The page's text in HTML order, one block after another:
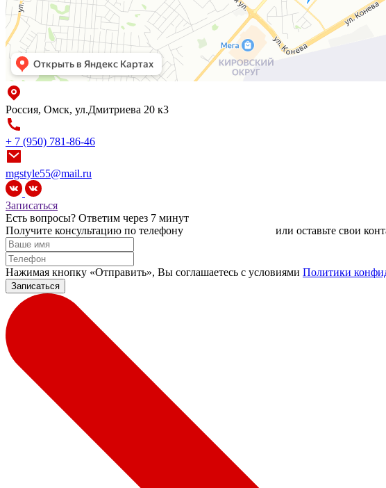
Россия, Омск, ул.Дмитриева 20 к3
+ 7 (950) 781-86-46
mgstyle55@mail.ru
Записаться
Есть вопросы? Ответим через 7 минут
Получите консультацию по телефону
или оставьте свои
Нажимая кнопку «Отправить», Вы соглашаетесь c условиями Политики
Записаться